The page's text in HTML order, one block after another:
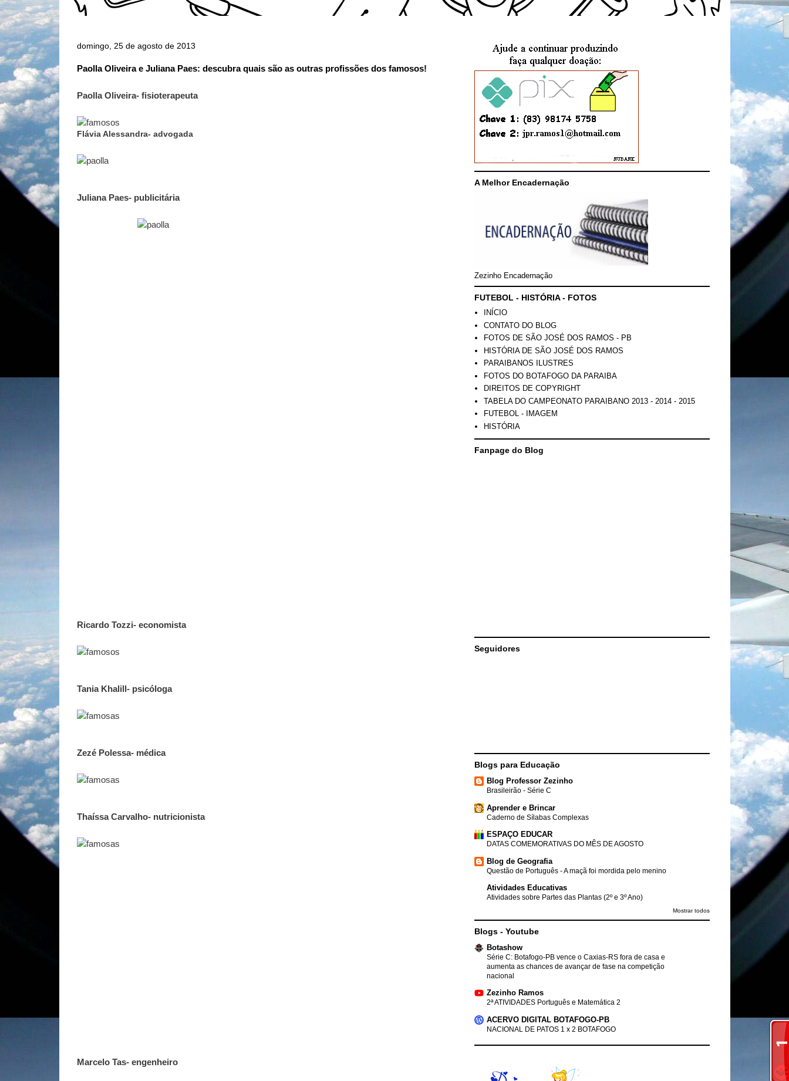
domingo, 25 de agosto de 2013
Paolla Oliveira e Juliana Paes: descubra quais são as outras profissões dos famosos!
Paolla Oliveira- fisioterapeuta
Flávia Alessandra- advogada
Juliana Paes- publicitária
Ricardo Tozzi- economista
Tania Khalill- psicóloga
Zezé Polessa- médica
Thaíssa Carvalho- nutricionista
Marcelo Tas- engenheiro
A Melhor Encadernação
Zezinho Encadernação
FUTEBOL - HISTÓRIA - FOTOS
INÍCIO
CONTATO DO BLOG
FOTOS DE SÃO JOSÉ DOS RAMOS - PB
HISTÓRIA DE SÃO JOSÉ DOS RAMOS
PARAIBANOS ILUSTRES
FOTOS DO BOTAFOGO DA PARAIBA
DIREITOS DE COPYRIGHT
TABELA DO CAMPEONATO PARAIBANO 2013 - 2014 - 2015
FUTEBOL - IMAGEM
HISTÓRIA
Fanpage do Blog
Seguidores
Blogs para Educação
Blog Professor Zezinho
Brasileirão - Série C
Aprender e Brincar
Caderno de Sílabas Complexas
ESPAÇO EDUCAR
DATAS COMEMORATIVAS DO MÊS DE AGOSTO
Blog de Geografia
Questão de Português - A maçã foi mordida pelo menino
Atividades Educativas
Atividades sobre Partes das Plantas (2º e 3º Ano)
Mostrar todos
Blogs - Youtube
Botashow
Série C: Botafogo-PB vence o Caxias-RS fora de casa e
aumenta as chances de avançar de fase na competição
nacional
Zezinho Ramos
2ª ATIVIDADES Português e Matemática 2
ACERVO DIGITAL BOTAFOGO-PB
NACIONAL DE PATOS 1 x 2 BOTAFOGO